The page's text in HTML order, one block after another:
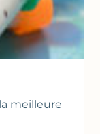
meilleure